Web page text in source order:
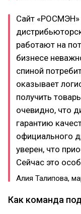
Сайт «РОСМЭН»
работают на
бизнесе
спиной
оказывает
получить
очевидно, что
гарантию
официального
уверен, что
Сейчас это
Алия Талипова,
Как команда